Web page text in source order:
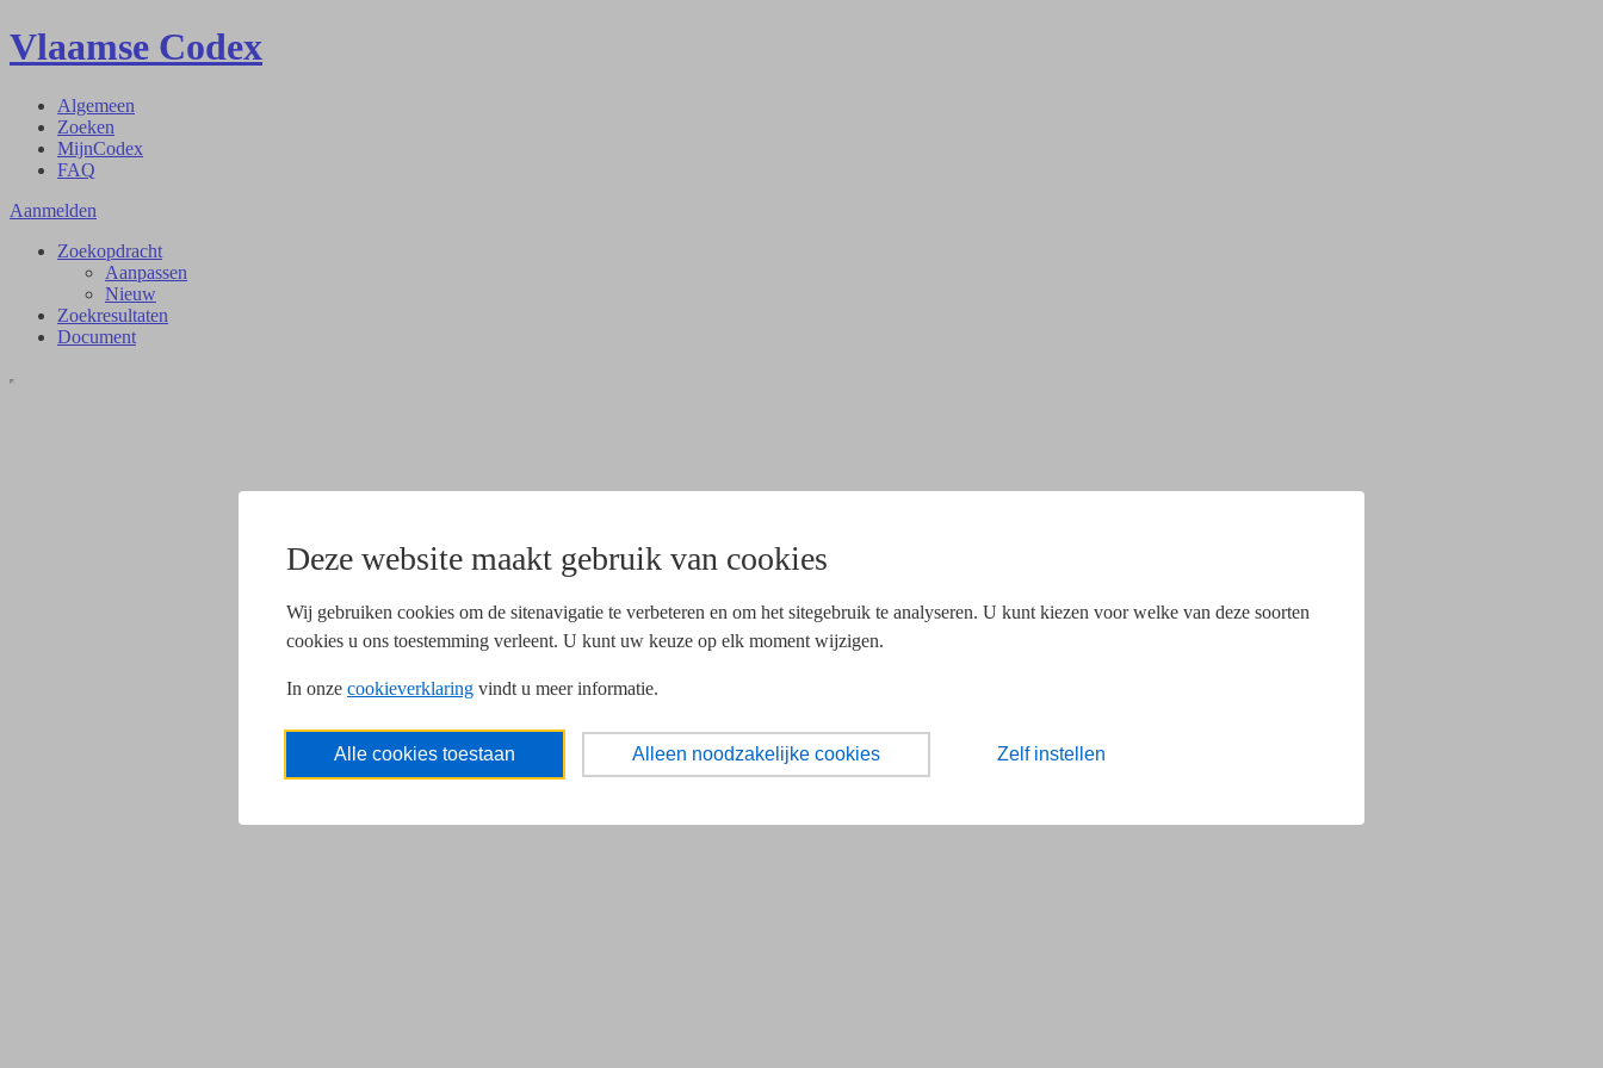
Deze website maakt gebruik van cookies
Wij gebruiken cookies om de sitenavigatie te verbeteren en om het sitegebruik te analyseren. U kunt kiezen voor welke van deze soorten
cookies u ons toestemming verleent. U kunt uw keuze op elk moment wijzigen.
In onze cookieverklaring vindt u meer informatie.
Alle cookies toestaan Alleen noodzakelijke cookies Zelf instellen
Vlaamse Codex
Algemeen
Zoeken
MijnCodex
FAQ
Aanmelden
Zoekopdracht
Aanpassen
Nieuw
Zoekresultaten
Document